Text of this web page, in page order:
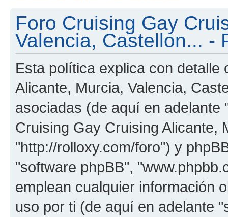
Foro Cruising Gay
Valencia, Castellon... -
Esta política explica con
Alicante, Murcia, Valencia,
asociadas (de aquí en
Cruising Gay Cruising Alicante,
"http://rolloxy.com/foro") y
"software phpBB",
emplean cualquier información
uso por ti (de aquí en adelante